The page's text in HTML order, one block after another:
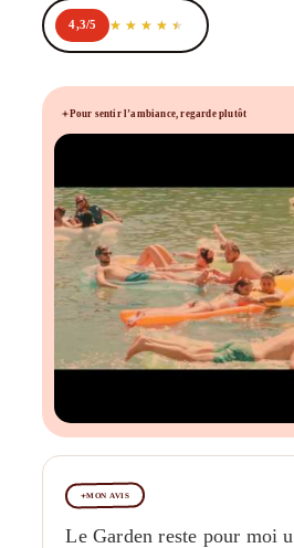
4,3/5
Pour sentir l’ambiance, regarde plutôt
MON AVIS
Le Garden reste pour moi